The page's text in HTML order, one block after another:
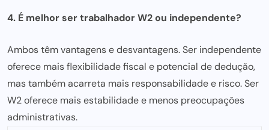
4. É melhor ser trabalhador W2 ou independente?
Ambos têm vantagens e desvantagens. Ser independente
oferece mais flexibilidade fiscal e potencial de dedução,
mas também acarreta mais responsabilidade e risco. Ser
W2 oferece mais estabilidade e menos preocupações
administrativas.